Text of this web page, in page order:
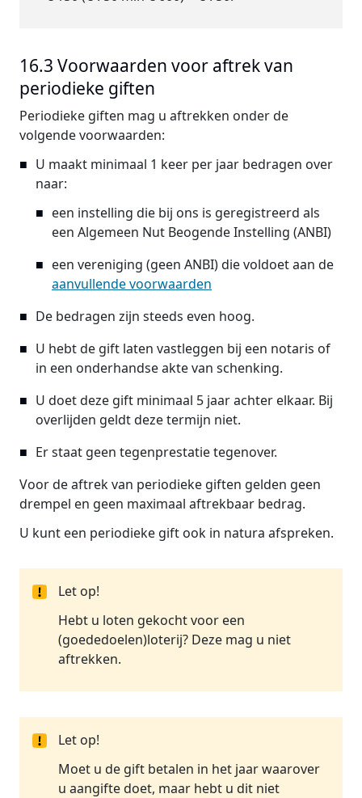
16.3 Voorwaarden voor aftrek van
periodieke giften
Periodieke giften mag u aftrekken onder de
volgende voorwaarden:
U maakt minimaal 1 keer per jaar bedragen over
naar:
een instelling die bij ons is geregistreerd als
een Algemeen Nut Beogende Instelling (ANBI)
een vereniging (geen ANBI) die voldoet aan de
aanvullende voorwaarden
De bedragen zijn steeds even hoog.
U hebt de gift laten vastleggen bij een notaris of
in een onderhandse akte van schenking.
U doet deze gift minimaal 5 jaar achter elkaar. Bij
overlijden geldt deze termijn niet.
Er staat geen tegenprestatie tegenover.
Voor de aftrek van periodieke giften gelden geen
drempel en geen maximaal aftrekbaar bedrag.
U kunt een periodieke gift ook in natura afspreken.
Let op!
Hebt u loten gekocht voor een
(goededoelen)loterij? Deze mag u niet
aftrekken.
Let op!
Moet u de gift betalen in het jaar waarover
u aangifte doet, maar hebt u dit niet